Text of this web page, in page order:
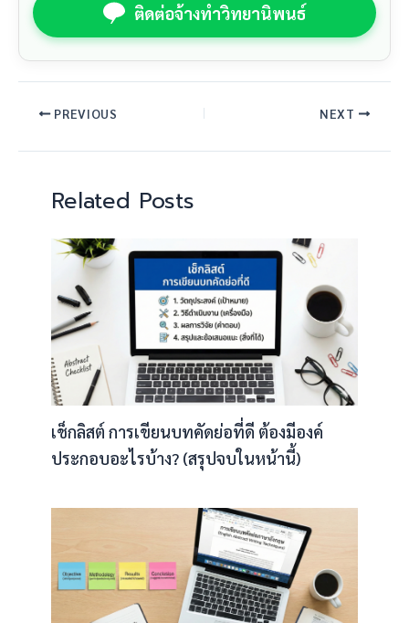
ติดต่อจ้างทำวิทยานิพนธ์
PREVIOUS NEXT
Related Posts
เช็กลิสต์ การเขียนบทคัดย่อที่ดี ต้องมีองค์
ประกอบอะไรบ้าง? (สรุปจบในหน้านี้)